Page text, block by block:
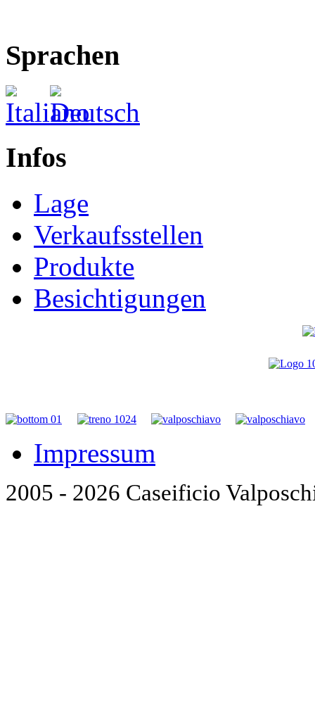
Sprachen
Infos
Lage
Verkaufsstellen
Produkte
Besichtigungen
Impressum
2005 - 2026 Caseificio